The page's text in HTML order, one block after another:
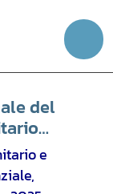
del
e